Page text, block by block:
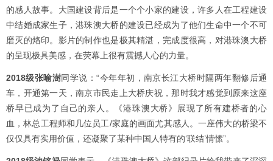
的感人故事。大国建设背后是一个个小家的建设，许多人在工程建设
中结婚成家生子，港珠澳大桥的建设已经成为了他们生命中一个不可
磨灭的烙印。影片的制作也是极其精湛，完成度很高，对港珠澳大桥
的呈现极具美感，在荧幕上很有震撼人心的力量。
2018级张喻澍同学说：“今年年初，南京长江大桥时隔两年翻修后通
车，开通第一天，南京市民走上大桥庆祝，那时我才感觉到原来这座
桥早已成为了自己的亲人。《港珠澳大桥》展现了所有建桥者的心
血，林总工程师和几位员工/家庭的画面尤其感人。一座伟大的桥梁不
仅仅具有实用价值，还凝聚了某种中国人特有的‘联结’情愫”。